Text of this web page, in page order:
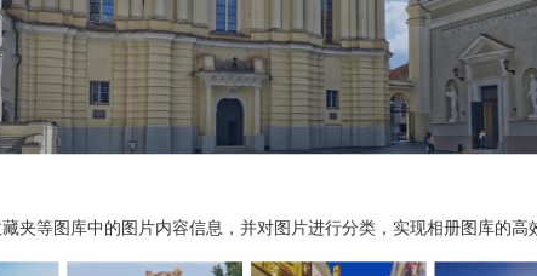
夹等图库中的图片内容信息，并对图片进行分类，实现相册图库的高